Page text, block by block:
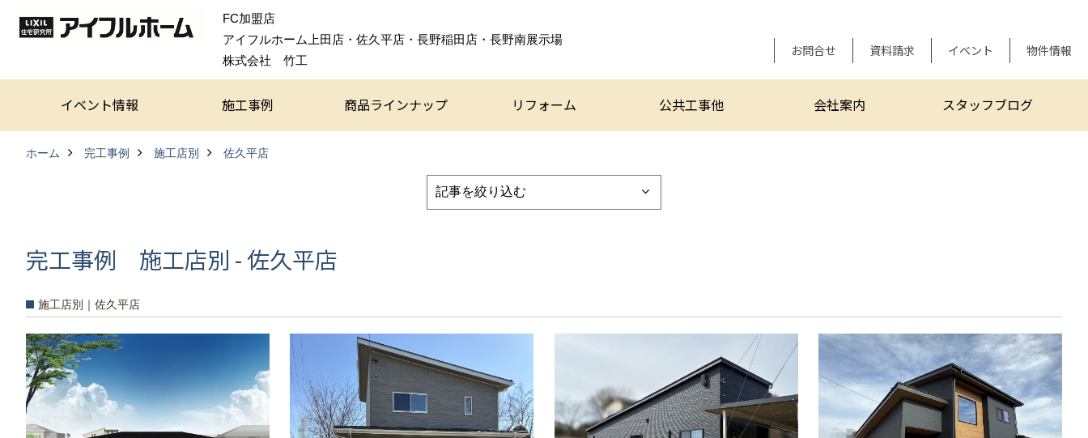
FC加盟店
アイフルホーム上田店・ 佐久平店・長野稲田店・ 長野南展示場
株式会社 竹工
お問合せ 資料請求 イベント 物件情報
イベント情報 施工事例 商品ラインナップ リフォーム 公共工事他 会社案内 スタッフブログ
ホーム 完工事例 施工店別 佐久平店
完工事例 施工店別 - 佐久平店
施工店別｜佐久平店